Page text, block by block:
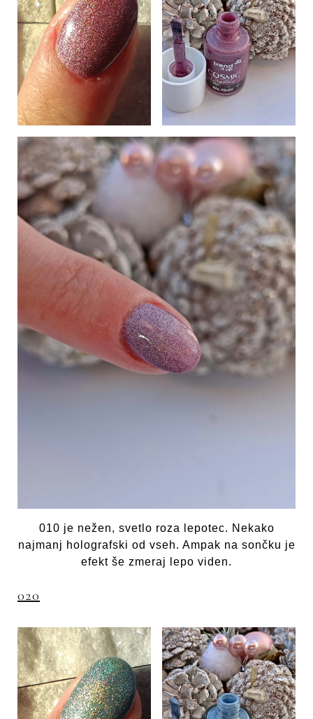
010 je nežen, svetlo roza lepotec. Nekako
najmanj holografski od vseh. Ampak na sončku je
efekt še zmeraj lepo viden.
020